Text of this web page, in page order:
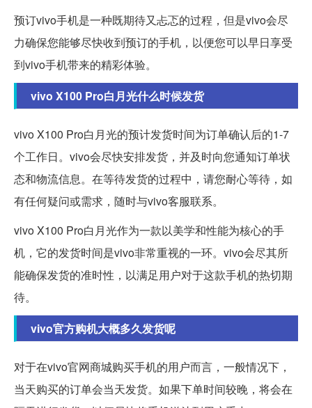
预订vivo手机是一种既期待又忐忑的过程，但是vivo会尽
力确保您能够尽快收到预订的手机，以便您可以早日享受
到vivo手机带来的精彩体验。
vivo X100 Pro白月光什么时候发货
vivo X100 Pro白月光的预计发货时间为订单确认后的1-7
个工作日。vivo会尽快安排发货，并及时向您通知订单状
态和物流信息。在等待发货的过程中，请您耐心等待，如
有任何疑问或需求，随时与vivo客服联系。
vivo X100 Pro白月光作为一款以美学和性能为核心的手
机，它的发货时间是vivo非常重视的一环。vivo会尽其所
能确保发货的准时性，以满足用户对于这款手机的热切期
待。
vivo官方购机大概多久发货呢
对于在vivo官网商城购买手机的用户而言，一般情况下，
当天购买的订单会当天发货。如果下单时间较晚，将会在